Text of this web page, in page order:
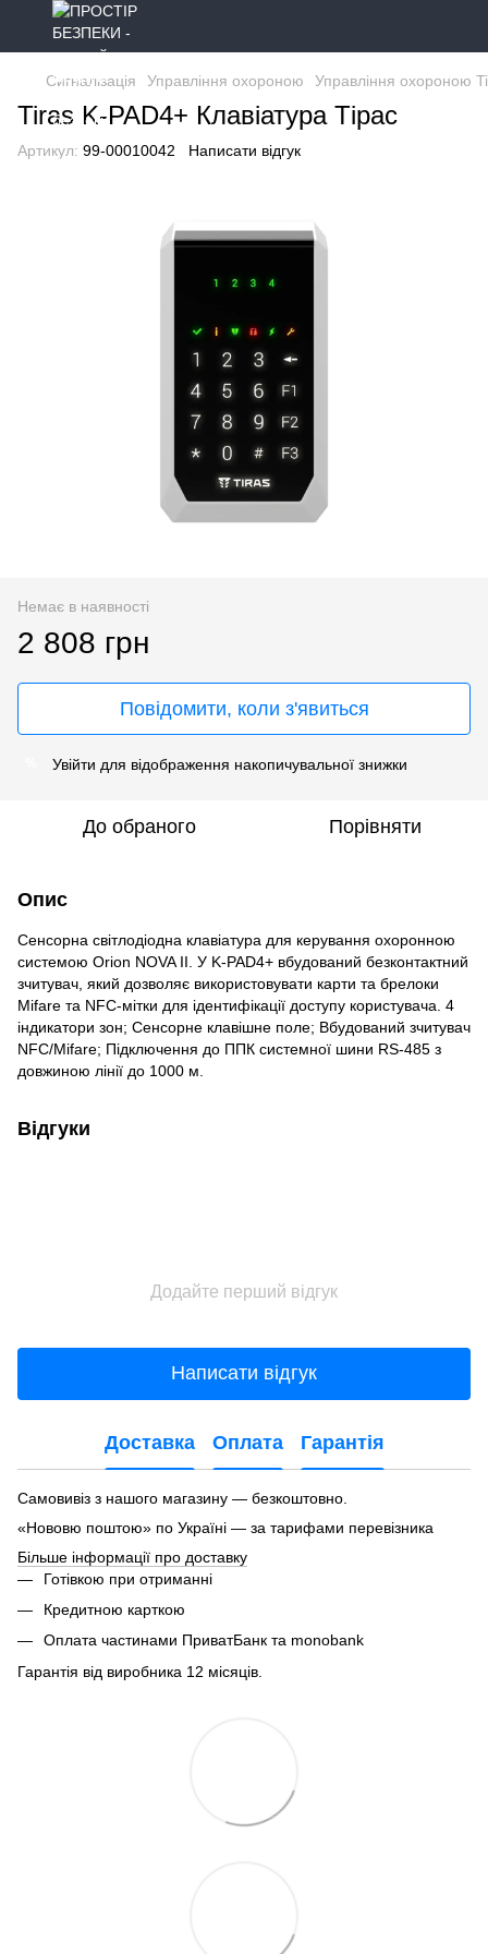
Сигналізація Управління охороною Управління охороною
Tiras K-PAD4+ Клавіатура Тірас
Артикул: 99-00010042 Написати відгук
Немає в наявності
2 808 грн
Повідомити, коли з'явиться
Увійти для відображення накопичувальної знижки
До обраного Порівняти
Опис
Сенсорна світлодіодна клавіатура для керування охоронною
системою Orion NOVA II. У K-PAD4+ вбудований безконтактний
зчитувач, який дозволяє використовувати карти та брелоки
Mifare та NFC-мітки для ідентифікації доступу користувача. 4
індикатори зон; Сенсорне клавішне поле; Вбудований зчитувач
NFC/Mifare; Підключення до ППК системної шини RS-485 з
довжиною лінії до 1000 м.
Відгуки
Додайте перший відгук
Написати відгук
Доставка Оплата Гарантія
Самовивіз з нашого магазину — безкоштовно.
«Нововю поштою» по Україні — за тарифами перевізника
Більше інформації про доставку
Готівкою при отриманні
Кредитною карткою
Оплата частинами ПриватБанк та monobank
Гарантія від виробника 12 місяців.